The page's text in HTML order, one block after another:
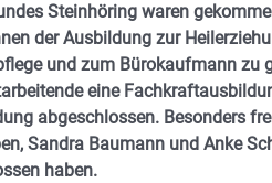
Steinhöring waren
der Ausbildung zur
und zum Bürokaufmann zu
eine
abgeschlossen. Besonders
Sandra Baumann und Anke
haben.